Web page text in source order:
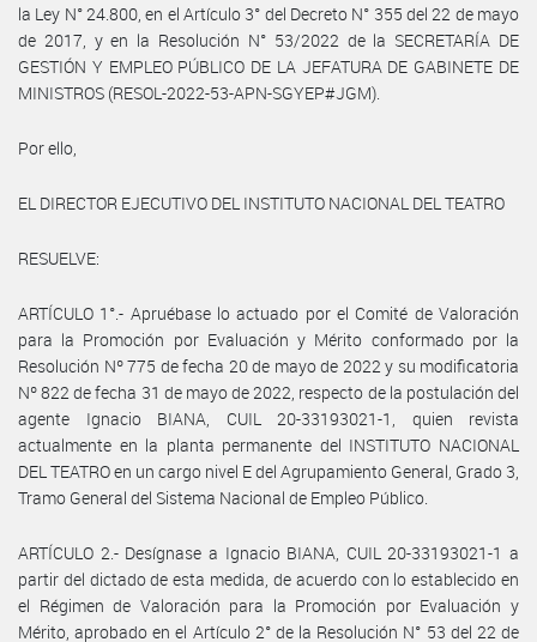
la Ley N° 24.800, en el Artículo 3° del Decreto N° 355 del 22 de mayo
de 2017, y en la Resolución N° 53/2022 de la SECRETARÍA DE
GESTIÓN Y EMPLEO PÚBLICO DE LA JEFATURA DE GABINETE DE
MINISTROS (RESOL-2022-53-APN-SGYEP#JGM).
Por ello,
EL DIRECTOR EJECUTIVO DEL INSTITUTO NACIONAL DEL TEATRO
RESUELVE:
ARTÍCULO 1°.- Apruébase lo actuado por el Comité de Valoración
para la Promoción por Evaluación y Mérito conformado por la
Resolución Nº 775 de fecha 20 de mayo de 2022 y su modificatoria
Nº 822 de fecha 31 de mayo de 2022, respecto de la postulación del
agente Ignacio BIANA, CUIL 20-33193021-1, quien revista
actualmente en la planta permanente del INSTITUTO NACIONAL
DEL TEATRO en un cargo nivel E del Agrupamiento General, Grado 3,
Tramo General del Sistema Nacional de Empleo Público.
ARTÍCULO 2.- Desígnase a Ignacio BIANA, CUIL 20-33193021-1 a
partir del dictado de esta medida, de acuerdo con lo establecido en
el Régimen de Valoración para la Promoción por Evaluación y
Mérito, aprobado en el Artículo 2° de la Resolución N° 53 del 22 de